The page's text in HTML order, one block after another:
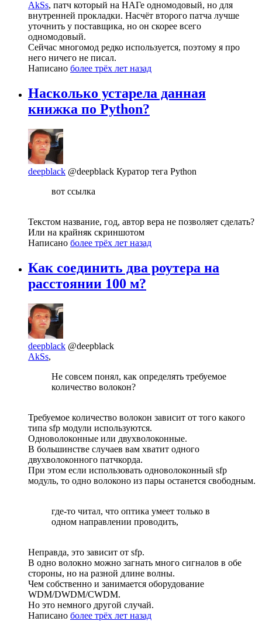
AkSs, патч который на НАГе одномодовый, но для
внутренней прокладки. Насчёт второго патча лучше
уточнить у поставщика, но он скорее всего
одномодовый.
Сейчас многомод редко используется, поэтому я про
него ничего не писал.
Написано более трёх лет назад
Насколько устарела данная
книжка по Python?
deepblack @deepblack Куратор тега Python
вот ссылка
Текстом название, год, автор вера не позволяет сделать?
Или на крайняк скриншотом
Написано более трёх лет назад
Как соединить два роутера на
расстоянии 100 м?
deepblack @deepblack
AkSs,
Не совсем понял, как определять требуемое
количество волокон?
Требуемое количество волокон зависит от того какого
типа sfp модули используются.
Одноволоконные или двухволоконные.
В большинстве случаев вам хватит одного
двухволоконного патчкорда.
При этом если использовать одноволоконный sfp
модуль, то одно волоконо из пары останется свободным.
где-то читал, что оптика умеет только в
одном направлении проводить,
Неправда, это зависит от sfp.
В одно волокно можно загнать много сигналов в обе
стороны, но на разной длине волны.
Чем собственно и занимается оборудование
WDM/DWDM/CWDM.
Но это немного другой случай.
Написано более трёх лет назад